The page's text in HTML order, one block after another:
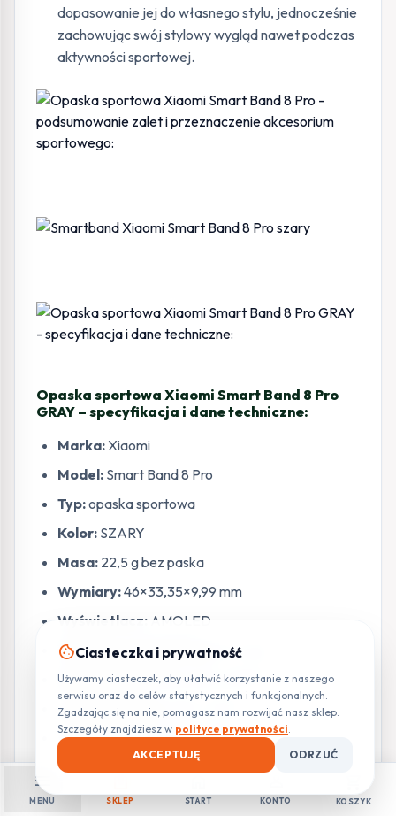
menu
MENU SKLEP START KONTO KOSZYK
dopasowanie jej do własnego stylu, jednocześnie
zachowując swój stylowy wygląd nawet podczas
aktywności sportowej.
Opaska sportowa Xiaomi Smart Band 8 Pro
GRAY – specyfikacja i dane techniczne:
Marka: Xiaomi
Model: Smart Band 8 Pro
Typ:opaska sportowa
Kolor: SZARY
Masa: 22,5 g bez paska
Wymiary:46×33,35×9,99 mm
Wyświetlacz: AMOLED
Wielkość wyświetlacza:1,74 cala
Rozdzielczość:336×480, 336 PPI
Jasność ekranu:maks. 600 nt
Czujnik światła otoczenia:tak
Wodoodporność:
5 ATM
Materiał paska:TPU
cookieCiasteczka i prywatność
Używamy ciasteczek, aby ułatwić korzystanie z naszego
serwisu oraz do celów statystycznych i funkcjonalnych.
Zgadzając się na nie, pomagasz nam rozwijać nasz sklep.
Szczegóły znajdziesz w polityce prywatności.
AKCEPTUJĘ
ODRZUĆ